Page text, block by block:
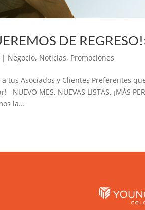
DE
| Negocio, Noticias, Promociones
tus Asociados y Clientes Preferentes
MES, NUEVAS LISTAS, ¡MÁS
la...